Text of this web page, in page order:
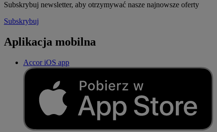
Subskrybuj newsletter, aby otrzymywać nasze najnowsze oferty
Subskrybuj
Aplikacja mobilna
Accor iOS app